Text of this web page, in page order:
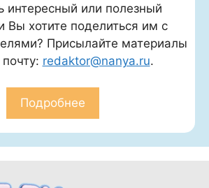
интересный или полезный
Вы хотите поделиться им с
Присылайте материалы
redaktor@nanya.ru.
Подробнее